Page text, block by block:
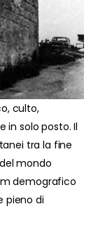
culto,
in solo posto. Il
tra la fine
mondo
demografico
pieno di